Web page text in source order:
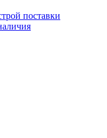
поставки